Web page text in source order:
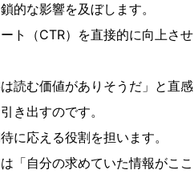
的な影響を及ぼします。
ト（CTR）を直接的に向上させ
読む価値がありそうだ」と直感
き出すのです。
に応える役割を担います。
「自分の求めていた情報がここ